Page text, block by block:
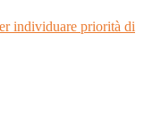
individuare priorità di